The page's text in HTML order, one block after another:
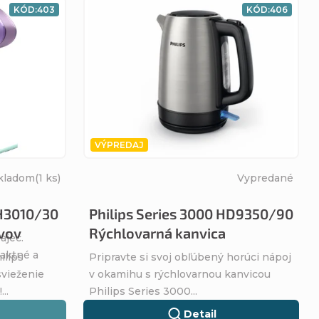
a
30
(1 ks)
KÓD:403
VÝPREDAJ
Philips Series 3000 HD9350/90
Rýchlovarná kanvica
Vypredané
Detail
Pripravte si svoj obľúbený horúci nápoj
v okamihu s rýchlovarnou kanvicou
Philips Series 3000...
KÓD:406